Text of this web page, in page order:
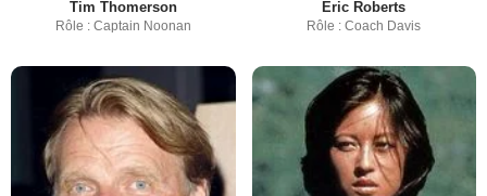
Tim Thomerson
Rôle : Captain Noonan
Eric Roberts
Rôle : Coach Davis